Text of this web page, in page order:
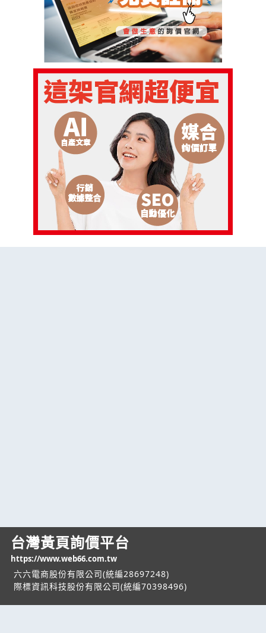
台灣黃頁詢價平台
https://www.web66.com.tw
六六電商股份有限公司(統編28697248)
際標資訊科技股份有限公司(統編70398496)